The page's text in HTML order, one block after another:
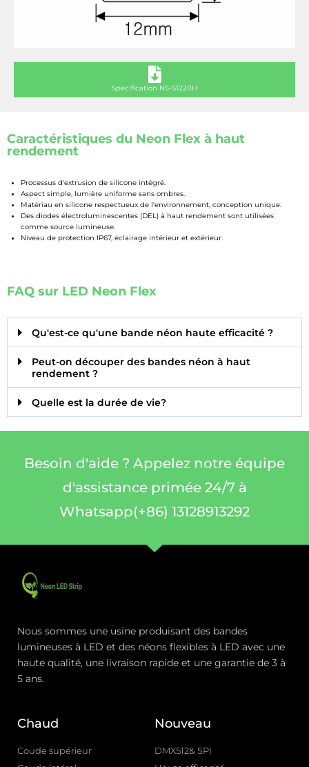
Spécification NS-S1220H
Caractéristiques du Neon Flex à haut
rendement
Processus d'extrusion de silicone intégré.
Aspect simple, lumière uniforme sans ombres.
Matériau en silicone respectueux de l'environnement, conception unique.
Des diodes électroluminescentes (DEL) à haut rendement sont utilisées
comme source lumineuse.
Niveau de protection IP67, éclairage intérieur et extérieur.
FAQ sur LED Neon Flex
Qu'est-ce qu'une bande néon haute efficacité ?
Peut-on découper des bandes néon à haut
rendement ?
Quelle est la durée de vie?
Besoin d'aide ? Appelez notre équipe
d'assistance primée 24/7 à
Whatsapp(+86) 13128913292
Nous sommes une usine produisant des bandes
lumineuses à LED et des néons flexibles à LED avec une
haute qualité, une livraison rapide et une garantie de 3 à
5 ans.
Chaud
Coude supérieur
Nouveau
DMX512& SPI